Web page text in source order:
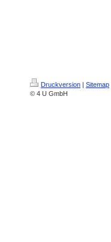
Druckversion | Sitemap
© 4 U GmbH